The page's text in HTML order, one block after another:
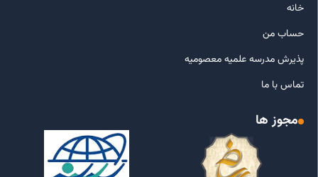
خانه
حساب من
پذیرش مدرسه علمیه معصومیه
تماس با ما
مجوز ها